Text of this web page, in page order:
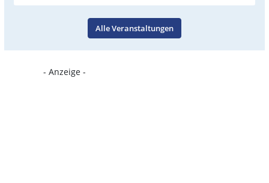
Alle Veranstaltungen
- Anzeige -